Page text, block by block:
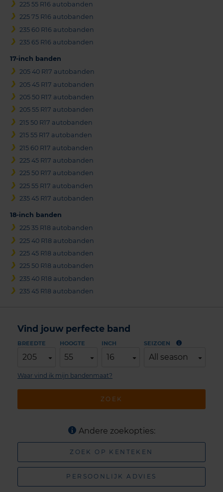
225 55 R16 autobanden
225 75 R16 autobanden
235 60 R16 autobanden
235 65 R16 autobanden
17-inch banden
205 40 R17 autobanden
205 45 R17 autobanden
205 50 R17 autobanden
205 55 R17 autobanden
215 50 R17 autobanden
215 55 R17 autobanden
215 60 R17 autobanden
225 45 R17 autobanden
225 50 R17 autobanden
225 55 R17 autobanden
235 45 R17 autobanden
18-inch banden
225 35 R18 autobanden
225 40 R18 autobanden
225 45 R18 autobanden
225 50 R18 autobanden
235 40 R18 autobanden
235 45 R18 autobanden
Vind jouw perfecte band
BREEDTE
205
HOOGTE
55
INCH
16
SEIZOEN
All season
ZOEK
Waar vind ik mijn bandenmaat?
Andere zoekopties:
ZOEK OP KENTEKEN
PERSOONLIJK ADVIES